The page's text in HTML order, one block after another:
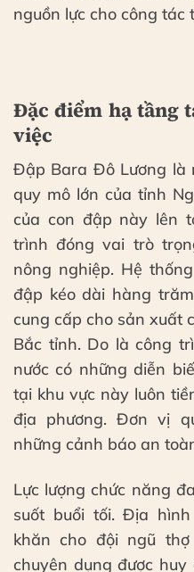
nguồn lực cho công tác
Đặc điểm hạ tầng
việc
Đập Bara Đô Lương là
quy mô lớn của tỉnh
của con đập này lên
trình đóng vai trò
nông nghiệp. Hệ
đập kéo dài hàng
cung cấp cho sản xuất
Bắc tỉnh. Do là công
nước có những diễn
tại khu vực này luôn
địa phương. Đơn vị
những cảnh báo an
Lực lượng chức năng
suốt buổi tối. Địa
khăn cho đội ngũ
chuyên dụng được